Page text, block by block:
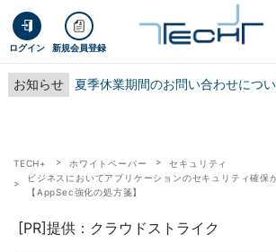
ログイン 新規会員登録
お知らせ 夏季休業期間のお問い合わせにつ
TECH+ ホワイトペーパー
セキュリティ
ビジネスにおいてアプリケーションのセキュリティ確保
【AppSec強化の処方箋】
[PR]提供：クラウドストライク